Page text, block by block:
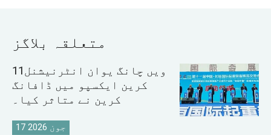
متعلقہ بلاگز
11ویں چانگ یوان انٹرنیشنل
کرین ایکسپو میں ڈافانگ
کرین نے متاثر کیا۔
17 جون 2026